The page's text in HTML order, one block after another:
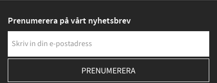
Prenumerera på vårt nyhetsbrev
PRENUMERERA